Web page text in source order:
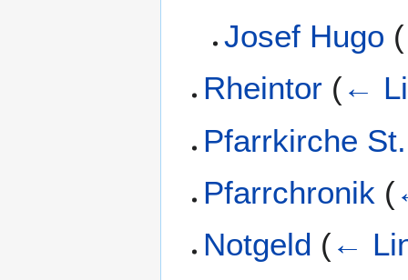
Josef Hugo (
Rheintor (←
Pfarrkirche
Pfarrchronik (
Notgeld (←